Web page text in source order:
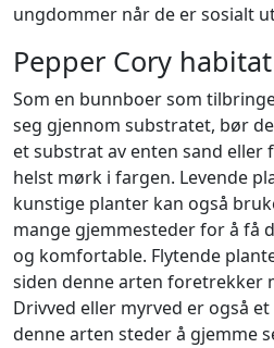
ungdommer når de er sosialt
Pepper Cory
Som en bunnboer som
seg gjennom substratet, bør
et substrat av enten sand
helst mørk i fargen. Levende
kunstige planter kan også
mange gjemmesteder for å få
og komfortable. Flytende
siden denne arten foretrekker
Drivved eller myrved er også
denne arten steder å gjemme